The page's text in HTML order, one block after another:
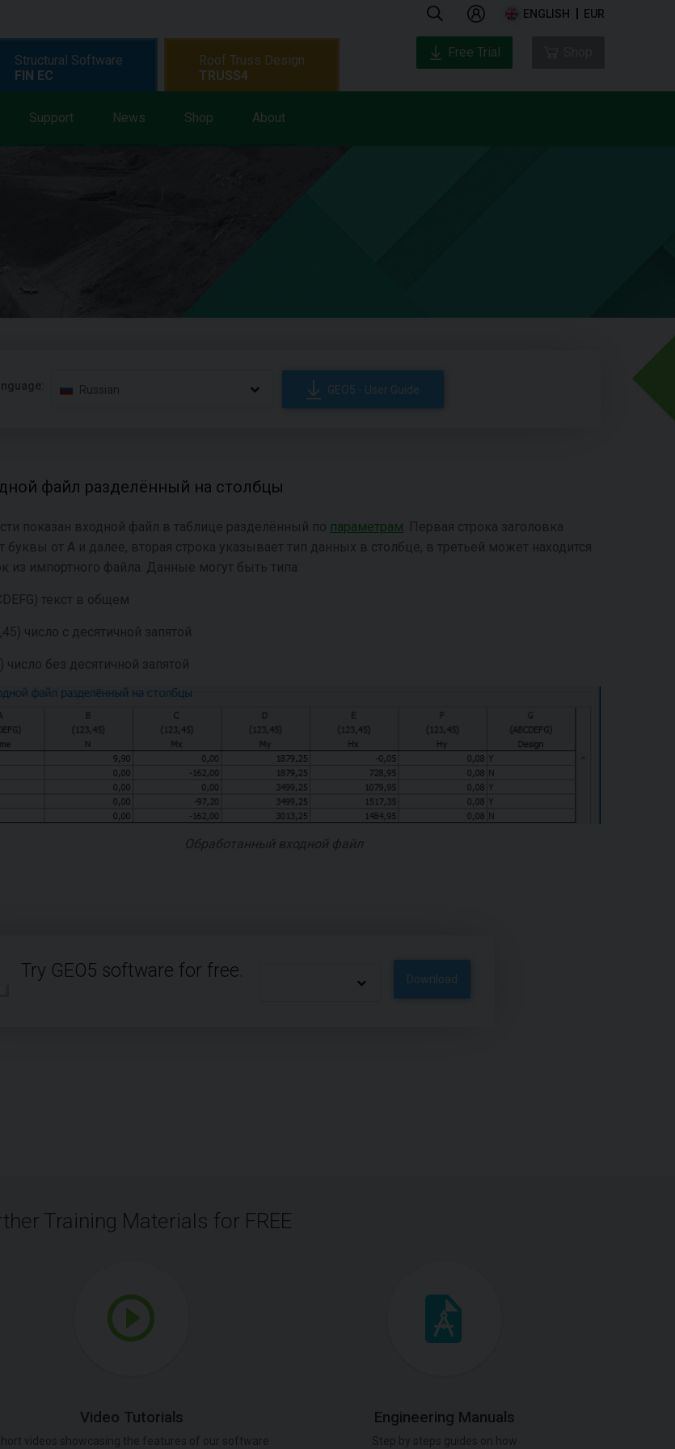
ENGLISH EUR
Support News Shop About
Structural Software
FIN EC
Roof Truss Design
TRUSS4
Free Trial
Russian GEO5 - User Guide
файл разделённый на столбцы
показан входной файл в таблице разделённый по параметрам . Первая строка заголовка
буквы от А и далее, вторая строка указывает тип данных в столбце, в третьей может находится
из импортного файла. Данные могут быть типа:
текст в общем
число с десятичной запятой
число без десятичной запятой
Обработанный входной файл
Try GEO5 software for free. Download
Training Materials for FREE
Video Tutorials Engineering Manuals